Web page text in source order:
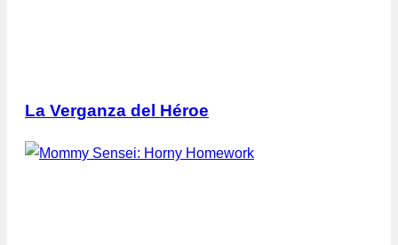
La Verganza del Héroe